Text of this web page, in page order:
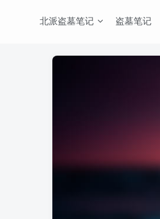
北派盗墓笔记 盗墓笔记